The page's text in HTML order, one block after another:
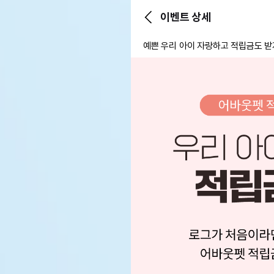
이벤트 상세
예쁜 우리 아이 자랑하고 적립금도 받